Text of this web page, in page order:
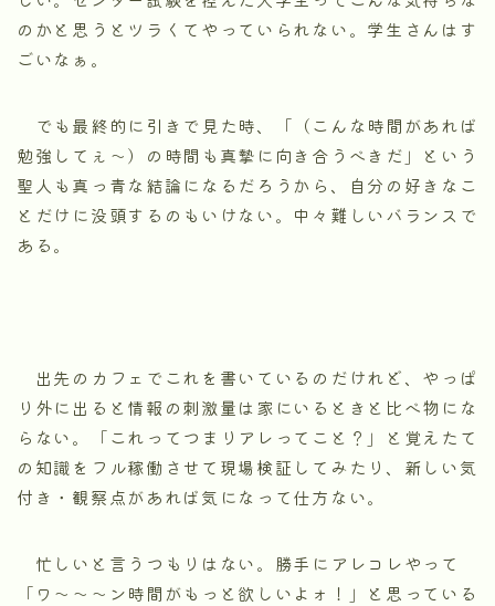
のかと思うとツラくてやっていられない。学生さんはす
ごいなぁ。
でも最終的に引きで見た時、「（こんな時間があれば
勉強してぇ～）の時間も真摯に向き合うべきだ」という
聖人も真っ青な結論になるだろうから、自分の好きなこ
とだけに没頭するのもいけない。中々難しいバランスで
ある。
出先のカフェでこれを書いているのだけれど、やっぱ
り外に出ると情報の刺激量は家にいるときと比べ物にな
らない。「これってつまりアレってこと？」と覚えたて
の知識をフル稼働させて現場検証してみたり、新しい気
付き・観察点があれば気になって仕方ない。
忙しいと言うつもりはない。勝手にアレコレやって
「ワ～～～ン時間がもっと欲しいよォ！」と思っている